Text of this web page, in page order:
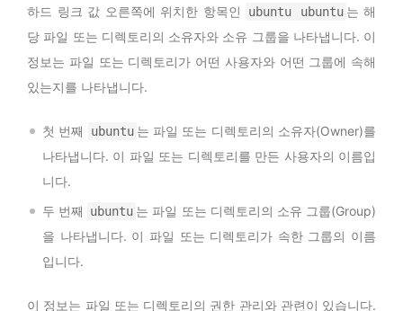
하드 링크 값 오른쪽에 위치한 항목인 ubuntu ubuntu 는 해
당 파일 또는 디렉토리의 소유자와 소유 그룹을 나타냅니다. 이
정보는 파일 또는 디렉토리가 어떤 사용자와 어떤 그룹에 속해
있는지를 나타냅니다.
첫 번째 ubuntu 는 파일 또는 디렉토리의 소유자(Owner)를
나타냅니다. 이 파일 또는 디렉토리를 만든 사용자의 이름입
니다.
두 번째
ubuntu 는 파일 또는 디렉토리의 소유 그룹(Group)
을 나타냅니다. 이 파일 또는 디렉토리가 속한 그룹의 이름
입니다.
이 정보는 파일 또는 디렉토리의 권한 관리와 관련이 있습니다.